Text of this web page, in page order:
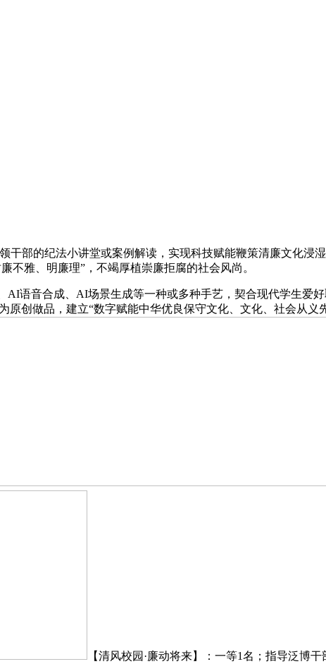
部的纪法小讲堂或案例解读，实现科技赋能鞭策清廉文化浸
不雅、明廉理”，不竭厚植崇廉拒腐的社会风尚。
音合成、AI场景生成等一种或多种手艺，契合现代学生爱好
创做品，建立“数字赋能中华优良保守文化、文化、社会从义
【清风校园·廉动将来】：一等1名；指导泛博